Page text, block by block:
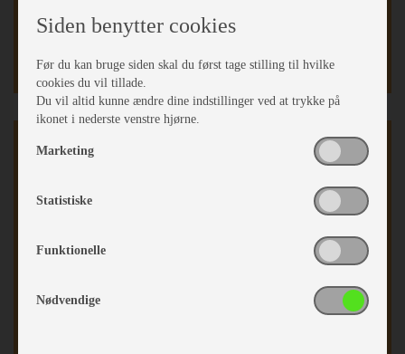
Stort Skylight panoramavindue
Senge mål:1.930 x 760 / 1.850 x 760 mm
Sovepladser info:
1.950 x 900 mm OPREDNING
Auto Camper
Turbo
Servostyring
Partikelfilter
Siden benytter cookies
Før du kan bruge siden skal du først tage stilling til hvilke
cookies du vil tillade.
Du vil altid kunne ændre dine indstillinger ved at trykke på
ikonet i nederste venstre hjørne.
Marketing
Statistiske
Funktionelle
Nødvendige